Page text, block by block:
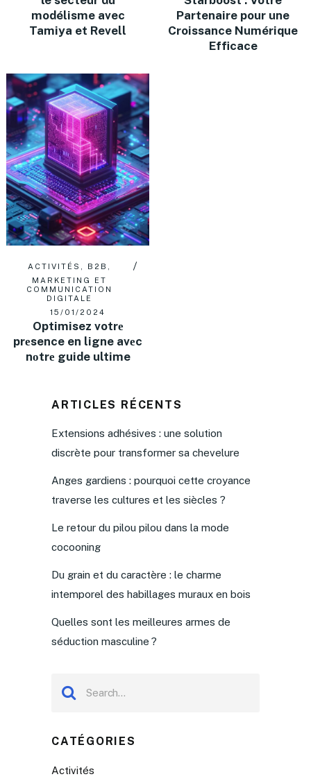
modélisme avec
Tamiya et Revell
Partenaire pour une
Croissance Numérique
Efficace
ACTIVITÉS B2B
MARKETING ET
COMMUNICATION
DIGITALE
15/01/2024
Optimisez votrе
prеsence en ligne avеc
nоtrе guide ultime
ARTICLES RÉCENTS
Extensions adhésives : une solution
discrète pour transformer sa chevelure
Anges gardiens : pourquoi cette croyance
traverse les cultures et les siècles ?
Le retour du pilou pilou dans la mode
cocooning
Du grain et du caractère : le charme
intemporel des habillages muraux en bois
Quelles sont les meilleures armes de
séduction masculine ?
CATÉGORIES
Activités